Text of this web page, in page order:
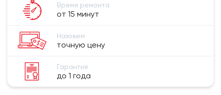
Время ремонта
от 15 минут
Назовем
точную цену
Гарантия
до 1 года